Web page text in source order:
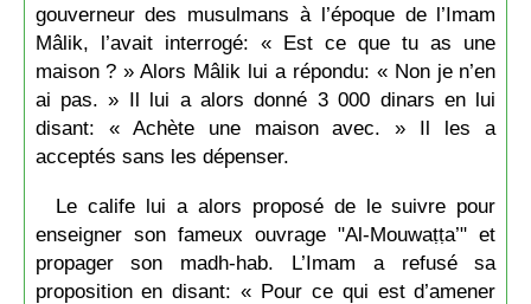
gouverneur des musulmans à l’époque de l’Imam
Mâlik, l’avait interrogé: « Est ce que tu as une
maison ? » Alors Mâlik lui a répondu: « Non je n’en
ai pas. » Il lui a alors donné 3 000 dinars en lui
disant: « Achète une maison avec. » Il les a
acceptés sans les dépenser.
Le calife lui a alors proposé de le suivre pour
enseigner son fameux ouvrage "Al-Mouwaṭṭa’" et
propager son madh-hab. L’Imam a refusé sa
proposition en disant: « Pour ce qui est d’amener